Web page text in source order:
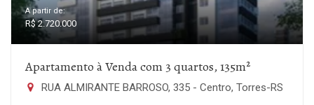
A partir de:
R$ 2.720.000
Apartamento à Venda com 3 quartos, 135m²
RUA ALMIRANTE BARROSO, 335 - Centro, Torres-RS